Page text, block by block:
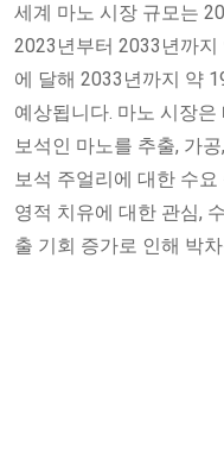
세계 마노 시장 규모는
2023년부터 2033년까지
에 달해 2033년까지 약
예상됩니다. 마노 시장
보석인 마노를 추출, 가
보석 주얼리에 대한 수
영적 치유에 대한 관심,
출 기회 증가로 인해 박